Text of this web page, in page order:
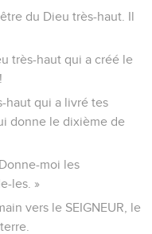
du Dieu très-haut. Il
très-haut qui a créé le
haut qui a livré tes
donne le dixième de
moi les
les. »
vers le SEIGNEUR, le